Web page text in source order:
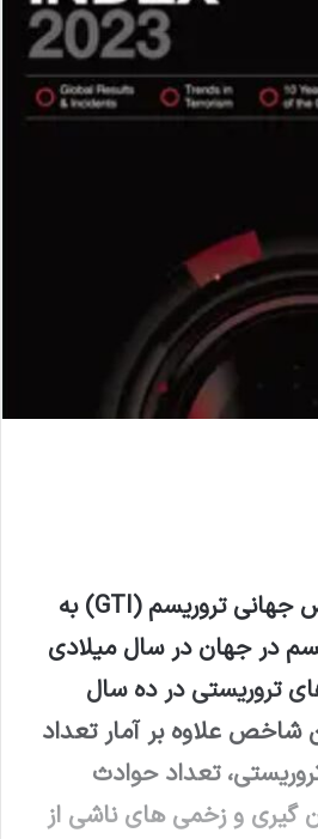
جهانی تروریسم (GTI) به
در جهان در سال میلادی
تروریستی در ده سال
شاخص علاوه بر آمار تعداد
تعداد حوادث
گیری و زخمی های ناشی از